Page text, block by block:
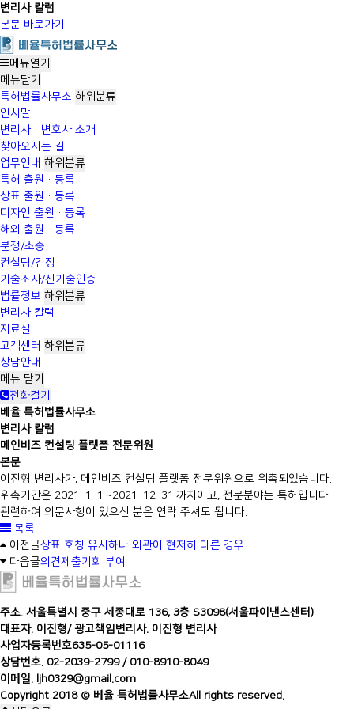
변리사 칼럼
본문 바로가기
메뉴열기
메뉴닫기
특허법률사무소 하위분류
인사말
변리사·변호사 소개
찾아오시는 길
업무안내 하위분류
특허 출원·등록
상표 출원·등록
디자인 출원·등록
해외 출원·등록
분쟁/소송
컨설팅/감정
기술조사/신기술인증
법률정보 하위분류
변리사 칼럼
자료실
고객센터 하위분류
상담안내
메뉴 닫기
전화걸기
베율 특허법률사무소
변리사 칼럼
메인비즈 컨설팅 플랫폼 전문위원
본문
이진형 변리사가, 메인비즈 컨설팅 플랫폼 전문위원으로 위촉되었습니다.
위촉기간은 2021. 1. 1.~2021. 12. 31.까지이고, 전문분야는 특허입니다.
관련하여 의문사항이 있으신 분은 연락 주셔도 됩니다.
목록
이전글상표 호칭 유사하나 외관이 현저히 다른 경우
다음글의견제출기회 부여
주소. 서울특별시 중구 세종대로 136, 3층 S3098(서울파이낸스센터)
대표자. 이진형/광고책임변리사. 이진형 변리사
사업자등록번호635-05-01116
상담번호. 02-2039-2799 / 010-8910-8049
이메일. ljh0329@gmail.com
Copyright 2018 © 베율 특허법률사무소All rights reserved.